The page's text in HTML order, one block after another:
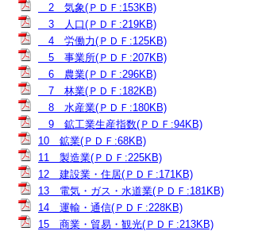
2 気象(ＰＤＦ:153KB)
3 人口(ＰＤＦ:219KB)
4 労働力(ＰＤＦ:125KB)
5 事業所(ＰＤＦ:207KB)
6 農業(ＰＤＦ:296KB)
7 林業(ＰＤＦ:182KB)
8 水産業(ＰＤＦ:180KB)
9 鉱工業生産指数(ＰＤＦ:94KB)
10 鉱業(ＰＤＦ:68KB)
11 製造業(ＰＤＦ:225KB)
12 建設業・住居(ＰＤＦ:171KB)
13 電気・ガス・水道業(ＰＤＦ:181KB)
14 運輸・通信(ＰＤＦ:228KB)
15 商業・貿易・観光(ＰＤＦ:213KB)